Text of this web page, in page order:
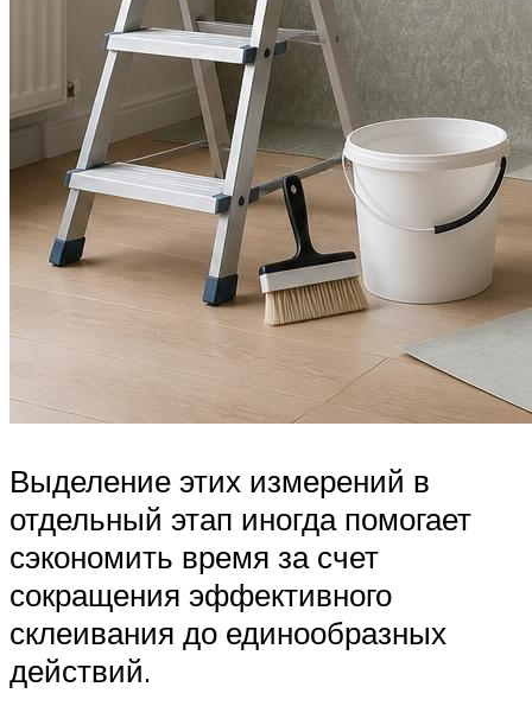
Выделение этих измерений в
отдельный этап иногда помогает
сэкономить время за счет
сокращения эффективного
склеивания до единообразных
действий.